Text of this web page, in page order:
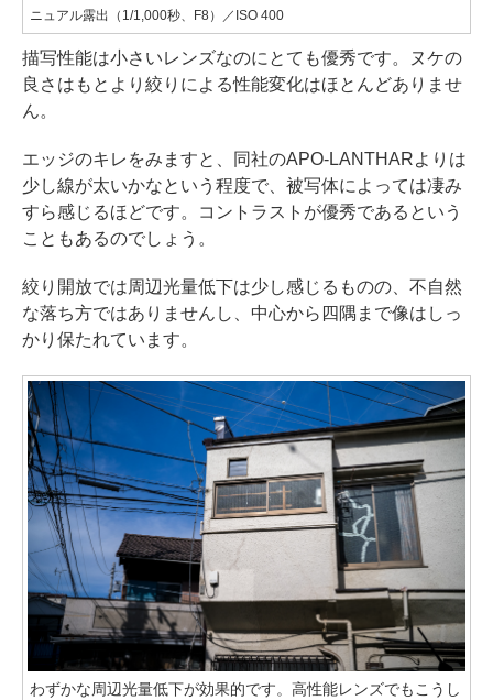
ニュアル露出（1/1,000秒、F8）／ISO 400
描写性能は小さいレンズなのにとても優秀です。ヌケの
良さはもとより絞りによる性能変化はほとんどありませ
ん。
エッジのキレをみますと、同社のAPO-LANTHARよりは
少し線が太いかなという程度で、被写体によっては凄み
すら感じるほどです。コントラストが優秀であるという
こともあるのでしょう。
絞り開放では周辺光量低下は少し感じるものの、不自然
な落ち方ではありませんし、中心から四隅まで像はしっ
かり保たれています。
わずかな周辺光量低下が効果的です。高性能レンズでもこうし